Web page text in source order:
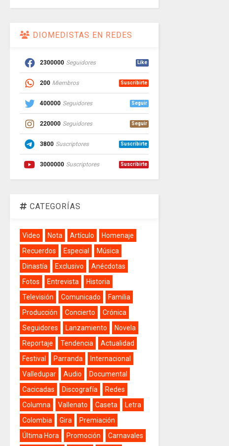
DIOMEDISTAS EN REDES
2300000 Seguidores Like
200 Miembros Suscribirte
400000 Seguidores Seguir
220000 Seguidores Seguir
3800 Suscriptores Suscribirte
3000000 Suscriptores Suscribirte
CATEGORÍAS
Video Nota Artículo
Homenaje
Recuerdos
Especial
Música
Dinastía
Exclusivo
Anécdotas
Fotos
Entrevista
Historia
Televisión
Comunicado
Familia
Producción
Concierto
Crónica
Seguidores
Lanzamiento
Novela
Reportaje
Tendencia
Actualidad
Festival
Parranda
Internacional
Valledupar
Audio
Documental
Cacicadas
Discografía
Redes
Columna
Vallenato Caseta
Letra
Colombia
Gira
Premiación
Última Hora
Promoción
Carnavales